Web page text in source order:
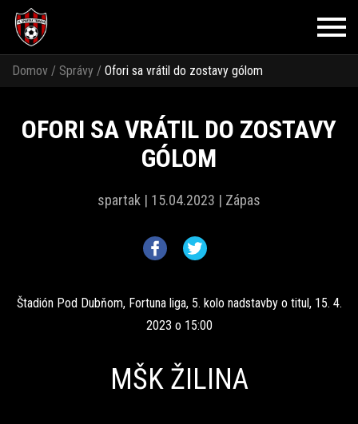
Domov / Správy / Ofori sa vrátil do zostavy gólom
OFORI SA VRÁTIL DO ZOSTAVY
GÓLOM
spartak | 15.04.2023 | Zápas
Štadión Pod Dubňom, Fortuna liga, 5. kolo nadstavby o titul, 15. 4.
2023 o 15:00
MŠK ŽILINA